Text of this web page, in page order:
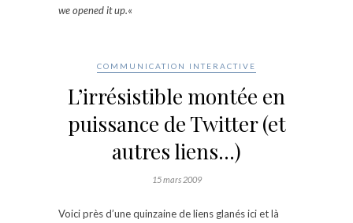
we opened it up.«
COMMUNICATION INTERACTIVE
L’irrésistible montée en
puissance de Twitter (et
autres liens…)
15 mars 2009
Voici près d’une quinzaine de liens glanés ici et là